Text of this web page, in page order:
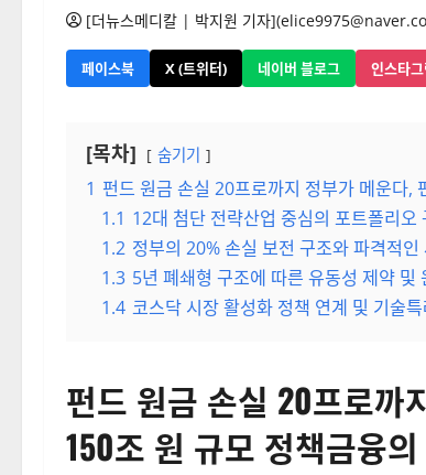
[더뉴스메디칼 | 박지원 기자
페이스북 X (트위터) 네이버 블로그 인스타
[목차] 숨기기
1 펀드 원금 손실 20프로까지 정부가 메운다,
1.1 12대 첨단 전략산업 중심의 포트폴리오
1.2 정부의 20% 손실 보전 구조와 파격적인
1.3 5년 폐쇄형 구조에 따른 유동성 제약 및
1.4 코스닥 시장 활성화 정책 연계 및 기술
펀드 원금 손실 20프로까
150조 원 규모 정책금융